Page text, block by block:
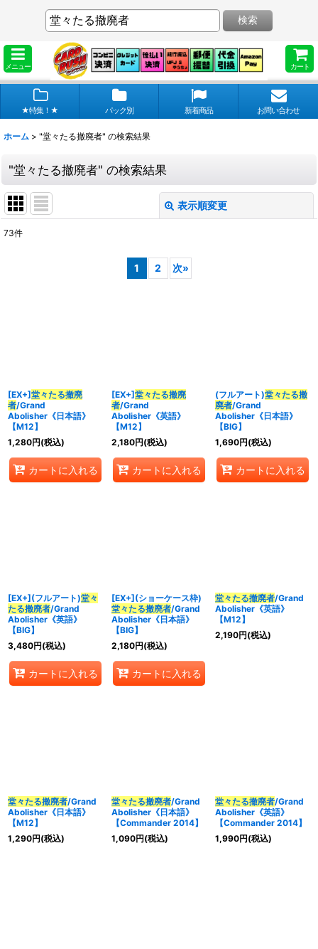
メニュー カート
検索
★特集！★ パック別 新着商品 お問い合わせ
ホーム > "堂々たる撤廃者" の検索結果
"堂々たる撤廃者" の検索結果
表示順変更
特集:
絞り込む
73件
1 2 次»
[EX+]堂々たる撤廃
者/Grand
Abolisher《日本語》
【M12】
1,280円(税込)
カートに入れる
[EX+]堂々たる撤廃
者/Grand
Abolisher《英語》
【M12】
2,180円(税込)
カートに入れる
(フルアート)堂々たる撤
廃者/Grand
Abolisher《日本語》
【BIG】
1,690円(税込)
カートに入れる
[EX+](フルアート)堂々
たる撤廃者/Grand
Abolisher《英語》
【BIG】
3,480円(税込)
カートに入れる
[EX+](ショーケース枠)
堂々たる撤廃者/Grand
Abolisher《日本語》
【BIG】
2,180円(税込)
カートに入れる
堂々たる撤廃者/Grand
Abolisher《英語》
【M12】
2,190円(税込)
堂々たる撤廃者/Grand
Abolisher《日本語》
【M12】
1,290円(税込)
堂々たる撤廃者/Grand
Abolisher《日本語》
【Commander 2014】
1,090円(税込)
堂々たる撤廃者/Grand
Abolisher《英語》
【Commander 2014】
1,990円(税込)